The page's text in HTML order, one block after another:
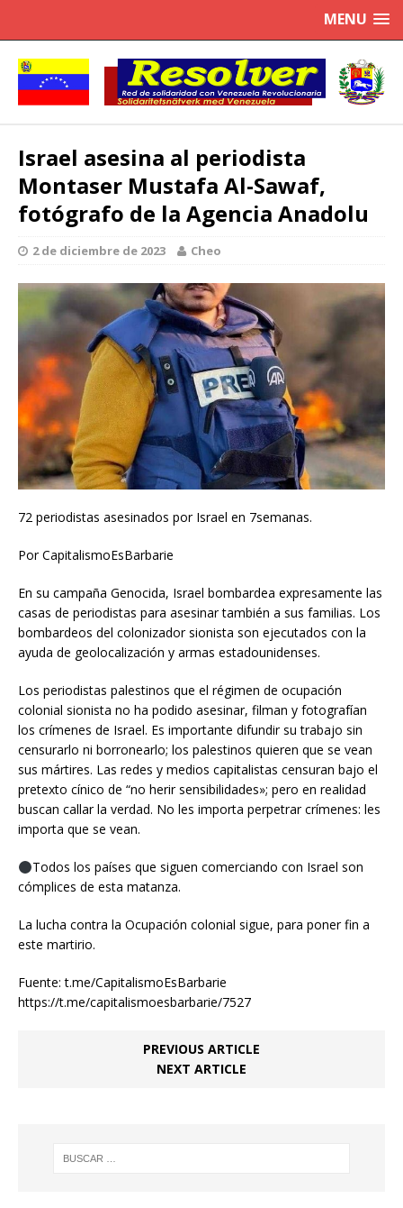
MENU
Israel asesina al periodista
Montaser Mustafa Al-Sawaf,
fotógrafo de la Agencia Anadolu
2 de diciembre de 2023 Cheo
72 periodistas asesinados por Israel en 7semanas.
Por CapitalismoEsBarbarie
En su campaña Genocida, Israel bombardea expresamente las
casas de periodistas para asesinar también a sus familias. Los
bombardeos del colonizador sionista son ejecutados con la
ayuda de geolocalización y armas estadounidenses.
Los periodistas palestinos que el régimen de ocupación
colonial sionista no ha podido asesinar, filman y fotografían
los crímenes de Israel. Es importante difundir su trabajo sin
censurarlo ni borronearlo; los palestinos quieren que se vean
sus mártires. Las redes y medios capitalistas censuran bajo el
pretexto cínico de “no herir sensibilidades»; pero en realidad
buscan callar la verdad. No les importa perpetrar crímenes: les
importa que se vean.
Todos los países que siguen comerciando con Israel son
cómplices de esta matanza.
La lucha contra la Ocupación colonial sigue, para poner fin a
este martirio.
Fuente: t.me/CapitalismoEsBarbarie
https://t.me/capitalismoesbarbarie/7527
PREVIOUS ARTICLE
NEXT ARTICLE